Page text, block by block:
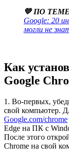
💚 ПО
Google: 20
могли не
Как
Google
1. Во-первых,
свой компьютер.
Google.com/chrome
Edge на ПК с
После этого
Chrome на свой